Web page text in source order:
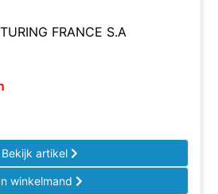
FRANCE S.A
Bekijk artikel
winkelmand